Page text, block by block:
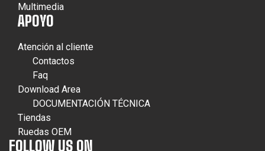
Multimedia
APOYO
Atención al cliente
Contactos
Faq
Download Area
DOCUMENTACIÓN TÉCNICA
Tiendas
Ruedas OEM
FOLLOW US ON